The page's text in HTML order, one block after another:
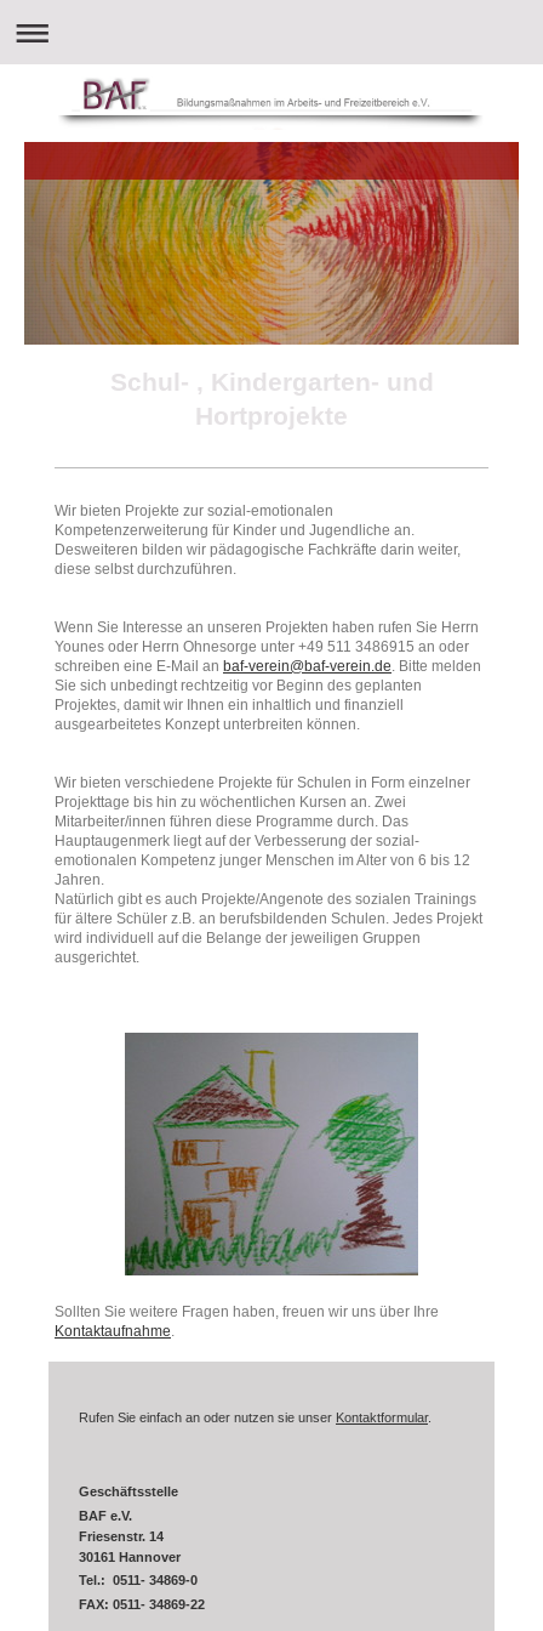
Schul- , Kindergarten- und
Hortprojekte
Wir bieten Projekte zur sozial-emotionalen
Kompetenzerweiterung für Kinder und Jugendliche an.
Desweiteren bilden wir pädagogische Fachkräfte darin weiter,
diese selbst durchzuführen.
Wenn Sie Interesse an unseren Projekten haben rufen Sie Herrn
Younes oder Herrn Ohnesorge unter +49 511 3486915 an oder
schreiben eine E-Mail an baf-verein@baf-verein.de . Bitte melden
Sie sich unbedingt rechtzeitig vor Beginn des geplanten
Projektes, damit wir Ihnen ein inhaltlich und finanziell
ausgearbeitetes Konzept unterbreiten können.
Wir bieten verschiedene Projekte für Schulen in Form einzelner
Projekttage bis hin zu wöchentlichen Kursen an. Zwei
Mitarbeiter/innen führen diese Programme durch. Das
Hauptaugenmerk liegt auf der Verbesserung der sozial-
emotionalen Kompetenz junger Menschen im Alter von 6 bis 12
Jahren.
Natürlich gibt es auch Projekte/Angenote des sozialen Trainings
für ältere Schüler z.B. an berufsbildenden Schulen. Jedes Projekt
wird individuell auf die Belange der jeweiligen Gruppen
ausgerichtet.
Sollten Sie weitere Fragen haben, freuen wir uns über Ihre
Kontaktaufnahme
Rufen Sie einfach an oder nutzen sie unser Kontaktformular.
Geschäftsstelle
BAF e.V.
Friesenstr. 14
30161 Hannover
Tel.: 0511- 34869-0
FAX: 0511- 34869-22